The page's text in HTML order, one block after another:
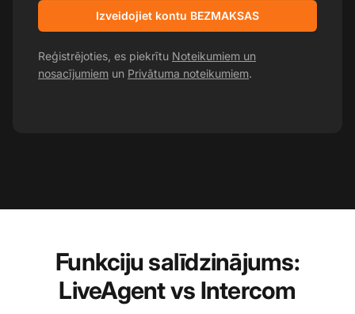
Izveidojiet kontu BEZMAKSAS
Reģistrējoties, es piekrītu Noteikumiem un
nosacījumiem un Privātuma noteikumiem.
Funkciju salīdzinājums:
LiveAgent vs Intercom